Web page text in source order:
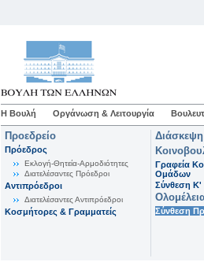
Η Βουλή Οργάνωση & Λειτουργία
Προεδρείο
Πρόεδρος
Εκλογή-Θητεία-Αρμοδιότητες
Διατελέσαντες Πρόεδροι
Αντιπρόεδροι
Διατελέσαντες Αντιπρόεδροι
Κοσμήτορες & Γραμματείς
Γραφεία
Ομάδων
Σύνθεση K'
Σύνθεση